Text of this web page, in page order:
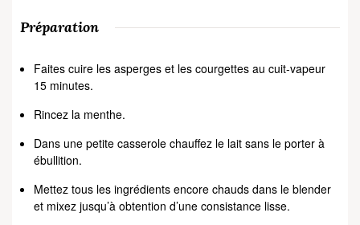
Préparation
Faites cuire les asperges et les courgettes au cuit-vapeur
15 minutes.
Rincez la menthe.
Dans une petite casserole chauffez le lait sans le porter à
ébullition.
Mettez tous les ingrédients encore chauds dans le blender
et mixez jusqu’à obtention d’une consistance lisse.